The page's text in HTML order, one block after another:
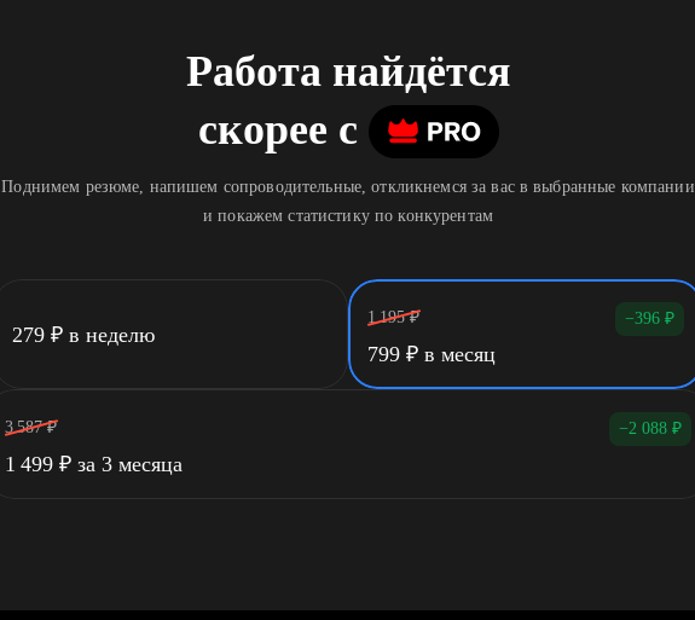
Работа найдётся
скорее c
Поднимем резюме, напишем сопроводительные, откликнемся за вас в выбранные компании
и покажем статистику по конкурентам
279 ₽ в неделю
1 195 ₽ −396 ₽
799 ₽ в месяц
3 587 ₽ −2 088 ₽
1 499 ₽ за 3 месяца